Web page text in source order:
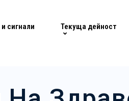
сигнали Текуща дейност